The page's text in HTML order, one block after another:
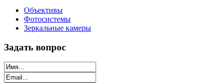
Объективы
Фотосистемы
Зеркальные камеры
Задать вопрос